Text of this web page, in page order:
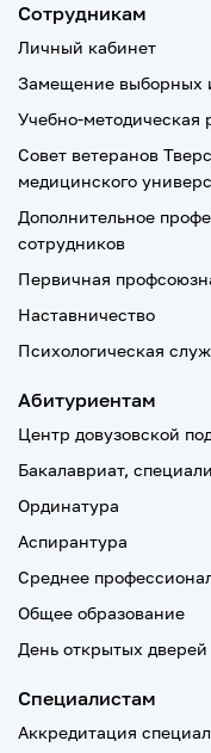
Сотрудникам
Личный кабинет
Замещение выборных
Учебно-методическая
Совет ветеранов
медицинского
Дополнительное
сотрудников
Первичная
Наставничество
Психологическая
Абитуриентам
Центр довузовской
Бакалавриат,
Ординатура
Аспирантура
Среднее
Общее образование
День открытых дверей
Специалистам
Аккредитация